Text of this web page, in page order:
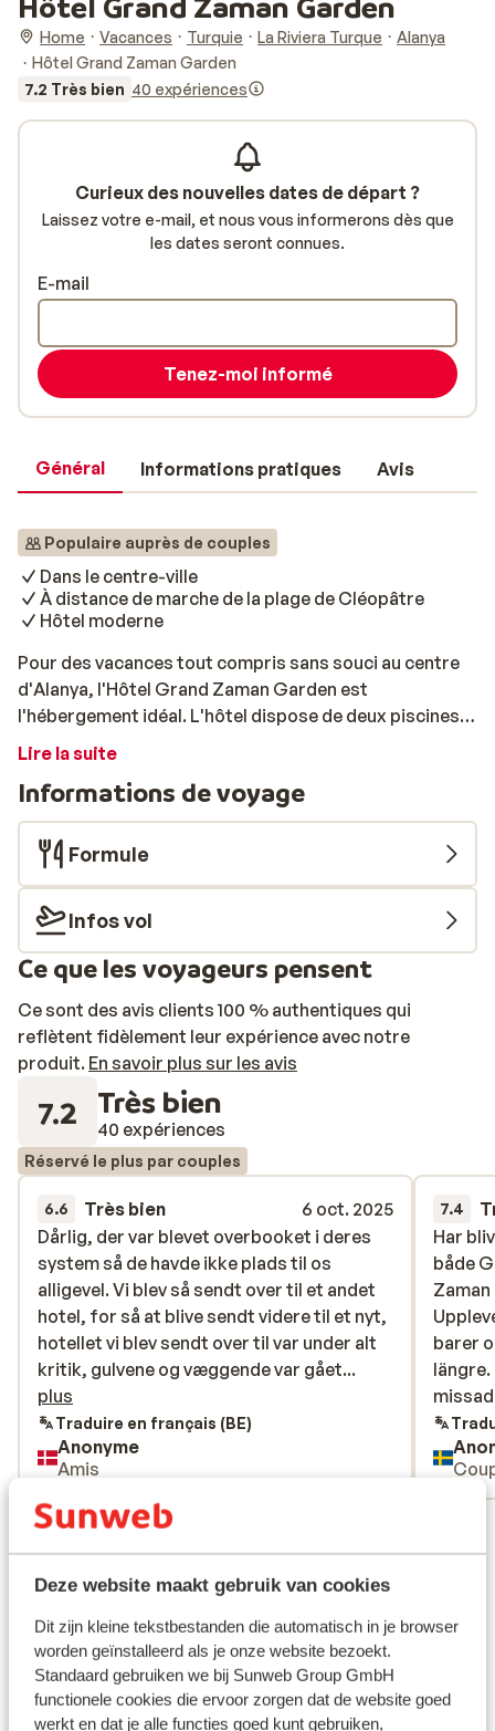
Deze website maakt gebruik van cookies
Dit zijn kleine tekstbestanden die automatisch in je browser
worden geïnstalleerd als je onze website bezoekt.
Standaard gebruiken we bij Sunweb Group GmbH
functionele cookies die ervoor zorgen dat de website goed
werkt en dat je alle functies goed kunt gebruiken,
Home Vacances Turquie La Riviera Turque
Alanya
Hôtel Grand Zaman Garden
7.2 Très bien 40 expériences
Général Informations pratiques Avis
Populaire auprès de couples
Dans le centre-ville
À distance de marche de la plage de Cléopâtre
Hôtel moderne
Pour des vacances tout compris sans souci au centre
d'Alanya, l'Hôtel Grand Zaman Garden est
l'hébergement idéal. L'hôtel dispose de deux piscines,
dont l'une est équipée de toboggans aquatiques. De
ainsi qu'un centre de bien-être pour une détente
maximale. Avec une magnifique plage de sable et un
centre-ville agréable à deux pas, tout est à portée de
main pour des vacances inoubliables.
Lire la suite
Informations de voyage
Formule
Infos vol
Ce que les voyageurs pensent
Ce sont des avis clients 100 % authentiques qui
reflètent fidèlement leur expérience avec notre
produit. En savoir plus sur les avis
7.2 Très bien
40 expériences
Réservé le plus par couples
6.6 Très bien
6 oct. 2025
Dårlig, der var blevet overbooket i deres
system så de havde ikke plads til os
alligevel. Vi blev så sendt over til et andet
hotel, for så at blive sendt videre til et nyt,
hotellet vi blev sendt over til var under alt
kritik, gulvene og væggende var gået i
stykker, der var ikke rengjort, lyset
virkede ikke osv.
Dårlig, der var blevet overbooket i deres
system så de havde ikke plads til os
alligevel. Vi blev så sendt over til et andet
hotel, for så at blive sendt videre til et nyt,
hotellet vi blev sendt over til var under alt
kritik, gulvene og væggende var gået...
plus
Traduire en français (BE)
Anonyme
Amis
7.4
Har
både
barer
längre.
Har
både
barer
längre.
Voir toutes les 40 expériences
Curieux des nouvelles dates de départ ?
Laissez votre e-mail, et nous vous informerons dès que
les dates seront connues.
E-mail
Tenez-moi informé
Autres hébergements - La Riviera
Turque
Mardan Palace